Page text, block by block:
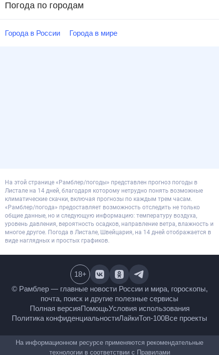
Погода по городам
Города в России Города в мире
На этой странице «Рамблер/погоды» представлен прогноз погоды в
Листале на 14 дней, благодаря которому нетрудно понять возможные
климатические скачки, включая прогнозы по каждым трем часам.
«Рамблер/погода» предоставляет возможность отследить не только
общие данные, но и следующую информацию: температуру воздуха,
уровень давления, вероятность осадков, направление ветра, влажность и
многое другое. Погода в Листале, Швейцария, на 14 дней отображается в
виде наглядных и простых графиков.
© Рамблер — главные новости России и мира,
гороскопы, почта, поиск и другие полезные сервисы
Полная версияПомощьУсловия использования
Политика конфиденциальностиЛайкиТоп-100
18+
На информационном ресурсе применяются